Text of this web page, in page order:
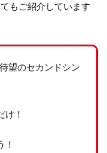
もご紹介しています
望のセカンドシン
け！
！